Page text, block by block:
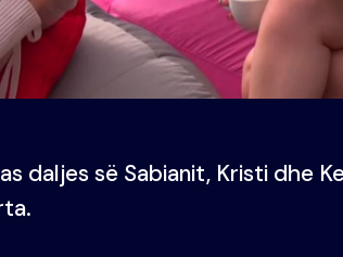
daljes së Sabianit, Kristi dhe